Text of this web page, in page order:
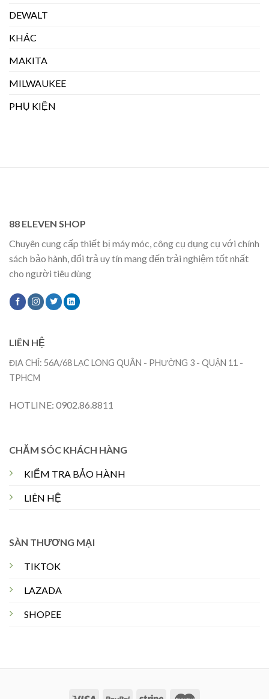
DEWALT
KHÁC
MAKITA
MILWAUKEE
PHỤ KIỆN
88 ELEVEN SHOP
Chuyên cung cấp thiết bị máy móc, công cụ dụng cụ với chính
sách bảo hành, đổi trả uy tín mang đến trải nghiệm tốt nhất
cho người tiêu dùng
CHĂM SÓC KHÁCH HÀNG
KIỂM TRA BẢO HÀNH
LIÊN HỆ
SÀN THƯƠNG MẠI
TIKTOK
LAZADA
SHOPEE
LIÊN HỆ
ĐỊA CHỈ: 56A/68 LẠC LONG QUÂN - PHƯỜNG 3 - QUẬN 11 -
TPHCM
HOTLINE: 0902.86.8811